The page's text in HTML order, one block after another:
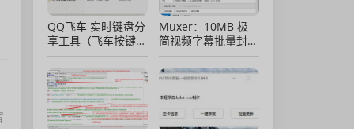
QQ飞车 实时键盘分
享工具（飞车按键显
示）直播专用版
Muxer：10MB 极
简视频字幕批量封装
工具 (单文件/绿色
版)